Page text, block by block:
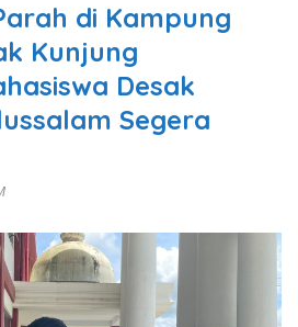
di Kampung
Kunjung
Desak
Segera